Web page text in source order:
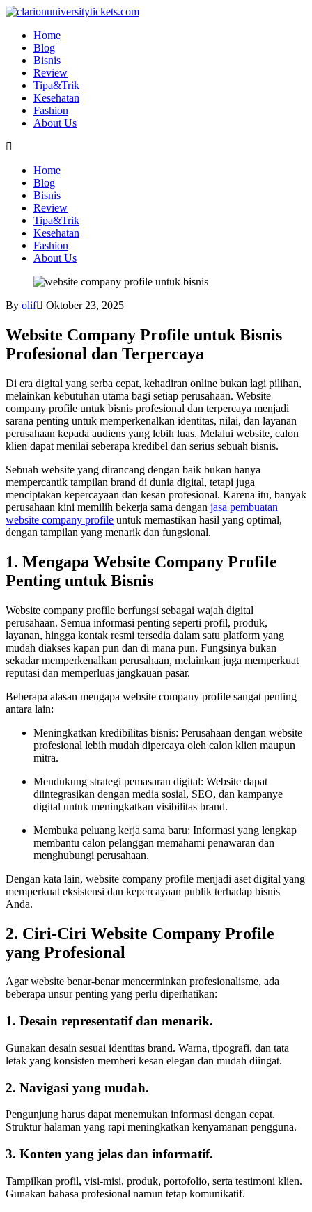
Skip
contentHome
Blog
Bisnis
Review
Tipa&Trik
Kesehatan
Fashion
About Us
Home
Blog
Bisnis
Review
Tipa&Trik
Kesehatan
Fashion
About Us
By olif Oktober 23, 2025
Website Company Profile untuk Bisnis
Profesional dan Terpercaya
Di era digital yang serba cepat, kehadiran online bukan lagi pilihan,
melainkan kebutuhan utama bagi setiap perusahaan. Website
company profile untuk bisnis profesional dan terpercaya menjadi
sarana penting untuk memperkenalkan identitas, nilai, dan layanan
perusahaan kepada audiens yang lebih luas. Melalui website, calon
klien dapat menilai seberapa kredibel dan serius sebuah bisnis.
Sebuah website yang dirancang dengan baik bukan hanya
mempercantik tampilan brand di dunia digital, tetapi juga
menciptakan kepercayaan dan kesan profesional. Karena itu, banyak
perusahaan kini memilih bekerja sama dengan jasa pembuatan
website company profile untuk memastikan hasil yang optimal,
dengan tampilan yang menarik dan fungsional.
1. Mengapa Website Company Profile
Penting untuk Bisnis
Website company profile berfungsi sebagai wajah digital
perusahaan. Semua informasi penting seperti profil, produk,
layanan, hingga kontak resmi tersedia dalam satu platform yang
mudah diakses kapan pun dan di mana pun. Fungsinya bukan
sekadar memperkenalkan perusahaan, melainkan juga memperkuat
reputasi dan memperluas jangkauan pasar.
Beberapa alasan mengapa website company profile sangat penting
antara lain:
Meningkatkan kredibilitas bisnis: Perusahaan dengan website
profesional lebih mudah dipercaya oleh calon klien maupun
mitra.
Mendukung strategi pemasaran digital: Website dapat
diintegrasikan dengan media sosial, SEO, dan kampanye
digital untuk meningkatkan visibilitas brand.
Membuka peluang kerja sama baru: Informasi yang lengkap
membantu calon pelanggan memahami penawaran dan
menghubungi perusahaan.
Dengan kata lain, website company profile menjadi aset digital yang
memperkuat eksistensi dan kepercayaan publik terhadap bisnis
Anda.
2. Ciri-Ciri Website Company Profile
yang Profesional
Agar website benar-benar mencerminkan profesionalisme, ada
beberapa unsur penting yang perlu diperhatikan:
1. Desain representatif dan menarik.
Gunakan desain sesuai identitas brand. Warna, tipografi, dan tata
letak yang konsisten memberi kesan elegan dan mudah diingat.
2. Navigasi yang mudah.
Pengunjung harus dapat menemukan informasi dengan cepat.
Struktur halaman yang rapi meningkatkan kenyamanan pengguna.
3. Konten yang jelas dan informatif.
Tampilkan profil, visi-misi, produk, portofolio, serta testimoni klien.
Gunakan bahasa profesional namun tetap komunikatif.